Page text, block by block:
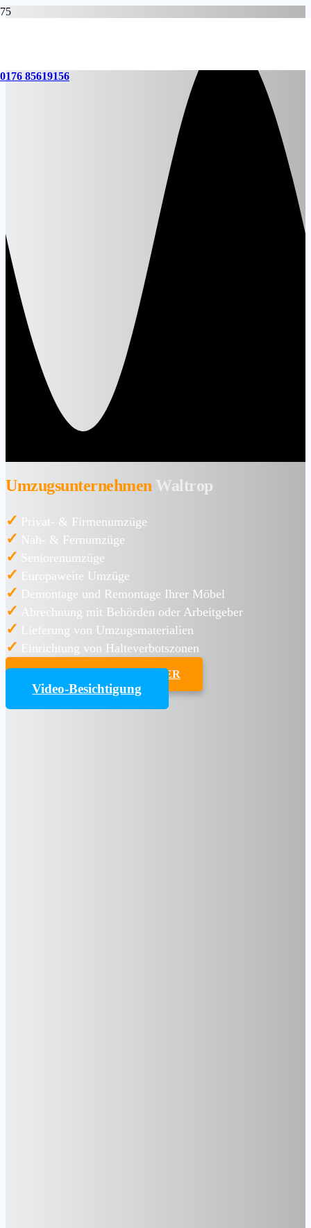
0176 85619156
Umzugsunternehmen Waltrop
✓ Privat- & Firmenumzüge
✓ Nah- & Fernumzüge
✓ Seniorenumzüge
✓ Europaweite Umzüge
✓ Demontage und Remontage Ihrer Möbel
✓ Abrechnung mit Behörden oder Arbeitgeber
✓ Lieferung von Umzugsmaterialien
✓ Einrichtung von Halteverbotszonen
UMZUGSKOSTENRECHNER
Video-Besichtigung